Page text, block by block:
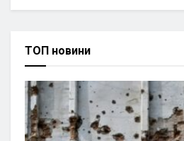
ТОП новини